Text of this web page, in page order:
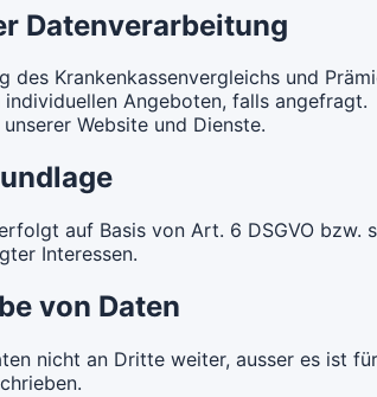
Datenverarbeitung
des Krankenkassenvergleichs und
individuellen Angeboten, falls angefragt.
Website und Dienste.
auf Basis von Art. 6 DSGVO
Interessen.
von Daten
nicht an Dritte weiter, ausser es ist